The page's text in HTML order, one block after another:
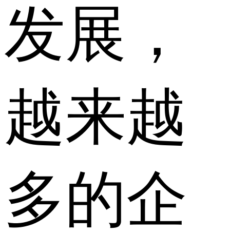
发展，
越来越
多的企